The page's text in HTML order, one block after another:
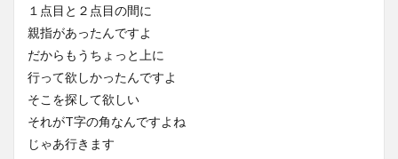
１点目と２点目の間に
親指があったんですよ
だからもうちょっと上に
行って欲しかったんですよ
そこを探して欲しい
それがT字の角なんですよね
じゃあ行きます